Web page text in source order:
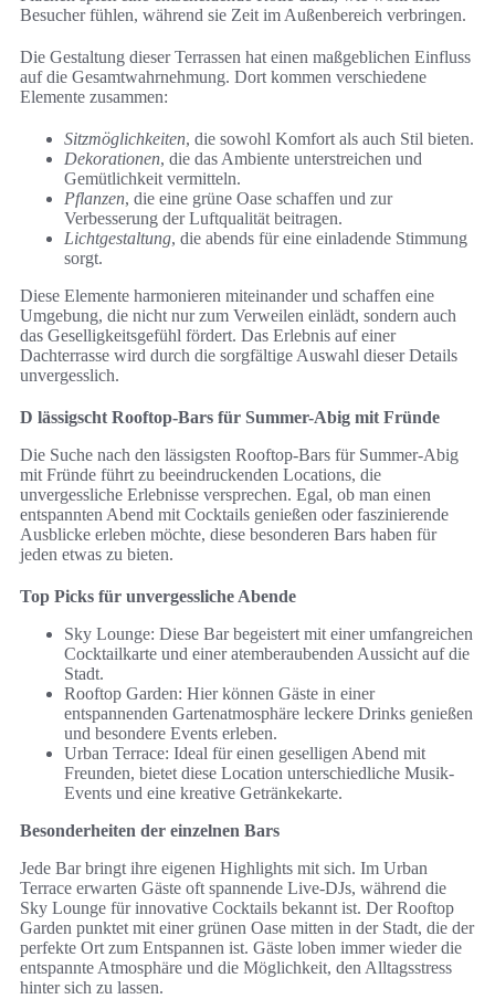
Besucher fühlen, während sie Zeit im Außenbereich verbringen.
Die Gestaltung dieser Terrassen hat einen maßgeblichen Einfluss
auf die Gesamtwahrnehmung. Dort kommen verschiedene
Elemente zusammen:
Sitzmöglichkeiten, die sowohl Komfort als auch Stil bieten.
Dekorationen, die das Ambiente unterstreichen und
Gemütlichkeit vermitteln.
Pflanzen, die eine grüne Oase schaffen und zur
Verbesserung der Luftqualität beitragen.
Lichtgestaltung, die abends für eine einladende Stimmung
sorgt.
Diese Elemente harmonieren miteinander und schaffen eine
Umgebung, die nicht nur zum Verweilen einlädt, sondern auch
das Geselligkeitsgefühl fördert. Das Erlebnis auf einer
Dachterrasse wird durch die sorgfältige Auswahl dieser Details
unvergesslich.
D lässigscht Rooftop-Bars für Summer-Abig mit Fründe
Die Suche nach den lässigsten Rooftop-Bars für Summer-Abig
mit Fründe führt zu beeindruckenden Locations, die
unvergessliche Erlebnisse versprechen. Egal, ob man einen
entspannten Abend mit Cocktails genießen oder faszinierende
Ausblicke erleben möchte, diese besonderen Bars haben für
jeden etwas zu bieten.
Top Picks für unvergessliche Abende
Sky Lounge: Diese Bar begeistert mit einer umfangreichen
Cocktailkarte und einer atemberaubenden Aussicht auf die
Stadt.
Rooftop Garden: Hier können Gäste in einer
entspannenden Gartenatmosphäre leckere Drinks genießen
und besondere Events erleben.
Urban Terrace: Ideal für einen geselligen Abend mit
Freunden, bietet diese Location unterschiedliche Musik-
Events und eine kreative Getränkekarte.
Besonderheiten der einzelnen Bars
Jede Bar bringt ihre eigenen Highlights mit sich. Im Urban
Terrace erwarten Gäste oft spannende Live-DJs, während die
Sky Lounge für innovative Cocktails bekannt ist. Der Rooftop
Garden punktet mit einer grünen Oase mitten in der Stadt, die der
perfekte Ort zum Entspannen ist. Gäste loben immer wieder die
entspannte Atmosphäre und die Möglichkeit, den Alltagsstress
hinter sich zu lassen.